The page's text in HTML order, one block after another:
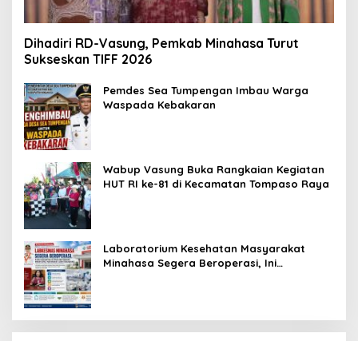
Dihadiri RD-Vasung, Pemkab Minahasa Turut
Sukseskan TIFF 2026
Pemdes Sea Tumpengan Imbau Warga
Waspada Kebakaran
Wabup Vasung Buka Rangkaian Kegiatan
HUT RI ke-81 di Kecamatan Tompaso Raya
Laboratorium Kesehatan Masyarakat
Minahasa Segera Beroperasi, Ini